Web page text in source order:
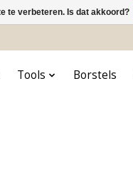
Tools Borstels
te verbeteren. Is dat akkoord?